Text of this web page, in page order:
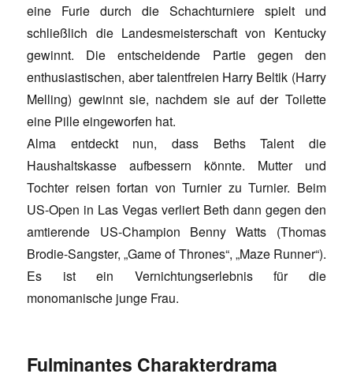
eine Furie durch die Schachturniere spielt und
schließlich die Landesmeisterschaft von Kentucky
gewinnt. Die entscheidende Partie gegen den
enthusiastischen, aber talentfreien Harry Beltik (Harry
Melling) gewinnt sie, nachdem sie auf der Toilette
eine Pille eingeworfen hat.
Alma entdeckt nun, dass Beths Talent die
Haushaltskasse aufbessern könnte. Mutter und
Tochter reisen fortan von Turnier zu Turnier. Beim
US-Open in Las Vegas verliert Beth dann gegen den
amtierende US-Champion Benny Watts (Thomas
Brodie-Sangster, „Game of Thrones“, „Maze Runner“).
Es ist ein Vernichtungserlebnis für die
monomanische junge Frau.
Fulminantes Charakterdrama